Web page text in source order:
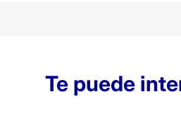
Te puede